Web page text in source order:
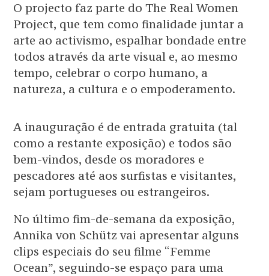
O projecto faz parte do The Real Women
Project, que tem como finalidade juntar a
arte ao activismo, espalhar bondade entre
todos através da arte visual e, ao mesmo
tempo, celebrar o corpo humano, a
natureza, a cultura e o empoderamento.
A inauguração é de entrada gratuita (tal
como a restante exposição) e todos são
bem-vindos, desde os moradores e
pescadores até aos surfistas e visitantes,
sejam portugueses ou estrangeiros.
No último fim-de-semana da exposição,
Annika von Schütz vai apresentar alguns
clips especiais do seu filme “Femme
Ocean”, seguindo-se espaço para uma